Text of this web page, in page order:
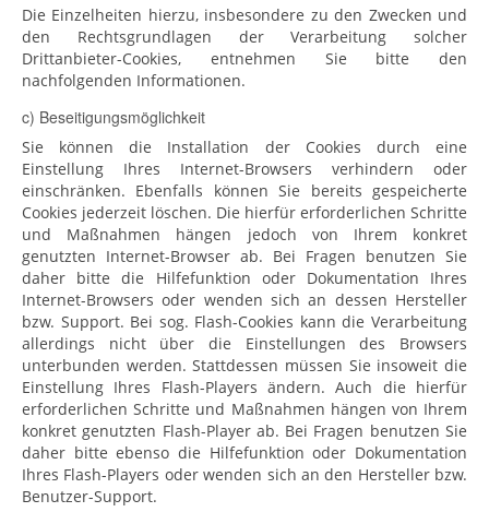
Die Einzelheiten hierzu, insbesondere zu den Zwecken und
den Rechtsgrundlagen der Verarbeitung solcher
Drittanbieter-Cookies, entnehmen Sie bitte den
nachfolgenden Informationen.
c) Beseitigungsmöglichkeit
Sie können die Installation der Cookies durch eine
Einstellung Ihres Internet-Browsers verhindern oder
einschränken. Ebenfalls können Sie bereits gespeicherte
Cookies jederzeit löschen. Die hierfür erforderlichen Schritte
und Maßnahmen hängen jedoch von Ihrem konkret
genutzten Internet-Browser ab. Bei Fragen benutzen Sie
daher bitte die Hilfefunktion oder Dokumentation Ihres
Internet-Browsers oder wenden sich an dessen Hersteller
bzw. Support. Bei sog. Flash-Cookies kann die Verarbeitung
allerdings nicht über die Einstellungen des Browsers
unterbunden werden. Stattdessen müssen Sie insoweit die
Einstellung Ihres Flash-Players ändern. Auch die hierfür
erforderlichen Schritte und Maßnahmen hängen von Ihrem
konkret genutzten Flash-Player ab. Bei Fragen benutzen Sie
daher bitte ebenso die Hilfefunktion oder Dokumentation
Ihres Flash-Players oder wenden sich an den Hersteller bzw.
Benutzer-Support.